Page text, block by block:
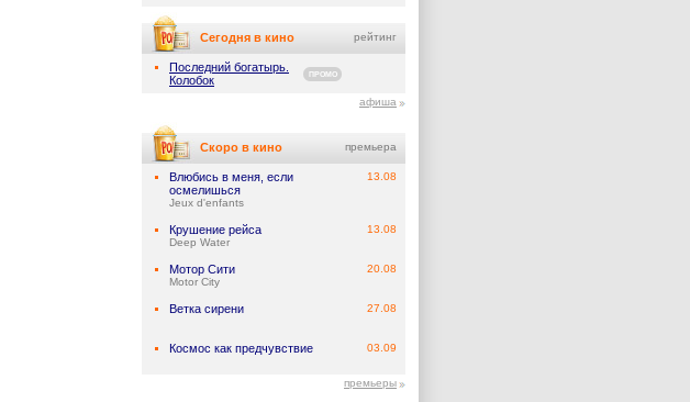
Сегодня в кино рейтинг
Последний богатырь.
Колобок
ПРОМО
афиша
Скоро в кино премьера
Влюбись в меня, если
осмелишься
Jeux d'enfants
13.08
Крушение рейса
Deep Water
13.08
Мотор Сити
Motor City
20.08
Ветка сирени 27.08
Космос как предчувствие 03.09
премьеры